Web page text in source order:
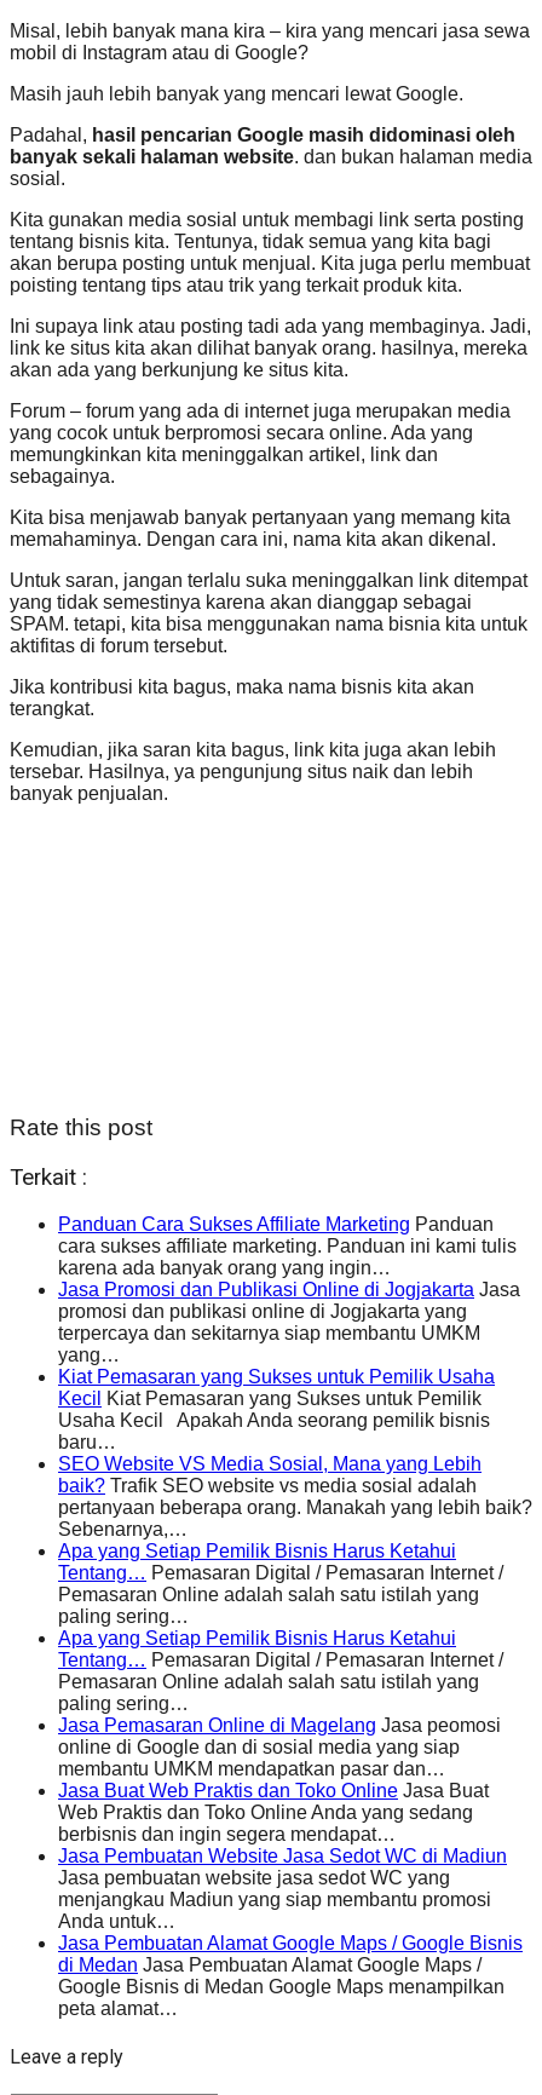
Misal, lebih banyak mana kira – kira yang mencari jasa sewa
mobil di Instagram atau di Google?
Masih jauh lebih banyak yang mencari lewat Google.
Padahal, hasil pencarian Google masih didominasi oleh
banyak sekali halaman website. dan bukan halaman media
sosial.
Kita gunakan media sosial untuk membagi link serta posting
tentang bisnis kita. Tentunya, tidak semua yang kita bagi
akan berupa posting untuk menjual. Kita juga perlu membuat
poisting tentang tips atau trik yang terkait produk kita.
Ini supaya link atau posting tadi ada yang membaginya. Jadi,
link ke situs kita akan dilihat banyak orang. hasilnya, mereka
akan ada yang berkunjung ke situs kita.
Forum – forum yang ada di internet juga merupakan media
yang cocok untuk berpromosi secara online. Ada yang
memungkinkan kita meninggalkan artikel, link dan
sebagainya.
Kita bisa menjawab banyak pertanyaan yang memang kita
memahaminya. Dengan cara ini, nama kita akan dikenal.
Untuk saran, jangan terlalu suka meninggalkan link ditempat
yang tidak semestinya karena akan dianggap sebagai
SPAM. tetapi, kita bisa menggunakan nama bisnia kita untuk
aktifitas di forum tersebut.
Jika kontribusi kita bagus, maka nama bisnis kita akan
terangkat.
Kemudian, jika saran kita bagus, link kita juga akan lebih
tersebar. Hasilnya, ya pengunjung situs naik dan lebih
banyak penjualan.
Rate this post
Terkait :
Panduan Cara Sukses Affiliate Marketing Panduan
cara sukses affiliate marketing. Panduan ini kami tulis
karena ada banyak orang yang ingin…
Jasa Promosi dan Publikasi Online di Jogjakarta Jasa
promosi dan publikasi online di Jogjakarta yang
terpercaya dan sekitarnya siap membantu UMKM
yang…
Kiat Pemasaran yang Sukses untuk Pemilik Usaha
Kecil
Kiat Pemasaran yang Sukses untuk Pemilik
Usaha Kecil Apakah Anda seorang pemilik bisnis
baru…
SEO Website VS Media Sosial, Mana yang Lebih
baik? Trafik SEO website vs media sosial adalah
pertanyaan beberapa orang. Manakah yang lebih baik?
Sebenarnya,…
Apa yang Setiap Pemilik Bisnis Harus Ketahui
Tentang… Pemasaran Digital / Pemasaran Internet /
Pemasaran Online adalah salah satu istilah yang
paling sering…
Apa yang Setiap Pemilik Bisnis Harus Ketahui
Tentang… Pemasaran Digital / Pemasaran Internet /
Pemasaran Online adalah salah satu istilah yang
paling sering…
Jasa Pemasaran Online di Magelang Jasa peomosi
online di Google dan di sosial media yang siap
membantu UMKM mendapatkan pasar dan…
Jasa Buat Web Praktis dan Toko Online Jasa Buat
Web Praktis dan Toko Online Anda yang sedang
berbisnis dan ingin segera mendapat…
Jasa Pembuatan Website Jasa Sedot WC di Madiun
Jasa pembuatan website jasa sedot WC yang
menjangkau Madiun yang siap membantu promosi
Anda untuk…
Jasa Pembuatan Alamat Google Maps / Google Bisnis
di Medan Jasa Pembuatan Alamat Google Maps /
Google Bisnis di Medan Google Maps menampilkan
peta alamat…
Leave a reply